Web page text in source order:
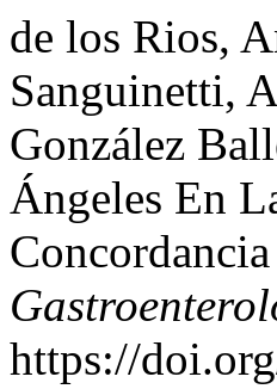
de los Rios,
Sanguinetti,
González
Ángeles En
https://